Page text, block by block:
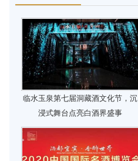
临水玉泉第七届洞藏酒文化节，沉
浸式舞台点亮白酒界盛事